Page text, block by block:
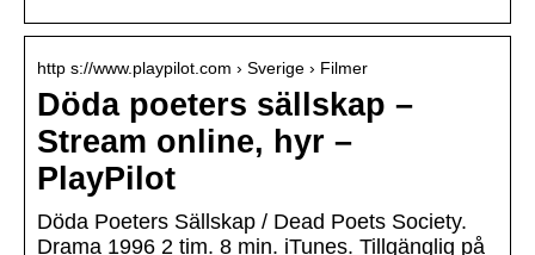
http s://www.playpilot.com › Sverige › Filmer
Döda poeters sällskap –
Stream online, hyr –
PlayPilot
Döda Poeters Sällskap / Dead Poets Society.
Drama 1996 2 tim. 8 min. iTunes. Tillgänglig på